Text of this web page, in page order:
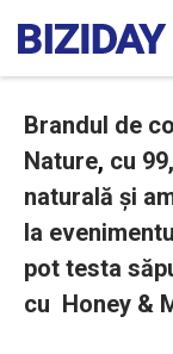
Brandul de
Nature, cu
naturală şi
la
pot testa
cu Honey &